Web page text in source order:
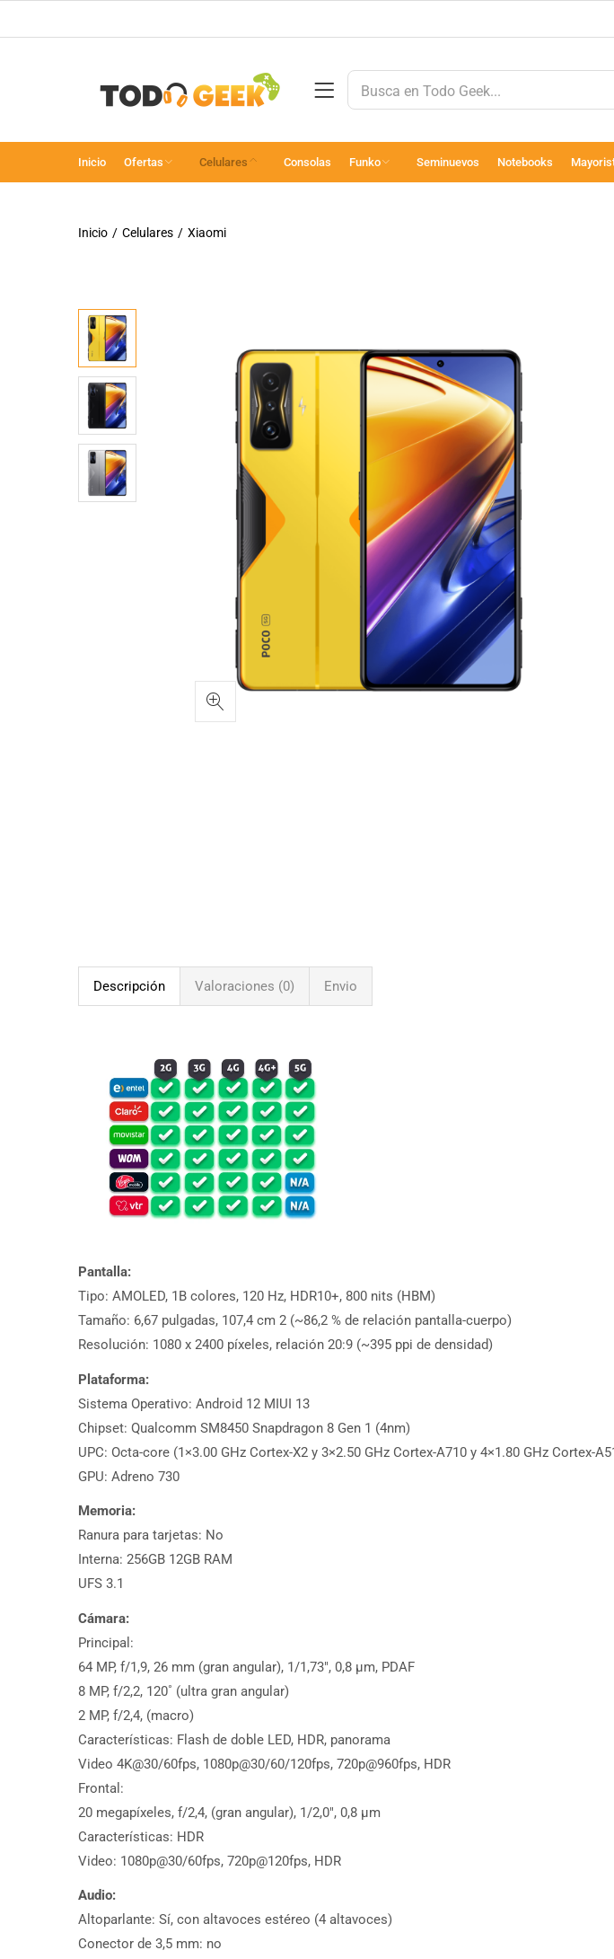
Inicio Ofertas Celulares Consolas Funko Seminuevos Notebooks
Inicio Celulares Xiaomi
Descripción Valoraciones (0) Envio
Pantalla:
Tipo: AMOLED, 1B colores, 120 Hz, HDR10+, 800 nits (HBM)
Tamaño: 6,67 pulgadas, 107,4 cm 2 (~86,2 % de relación pantalla-cuerpo)
Resolución: 1080 x 2400 píxeles, relación 20:9 (~395 ppi de densidad)
Plataforma:
Sistema Operativo: Android 12 MIUI 13
Chipset: Qualcomm SM8450 Snapdragon 8 Gen 1 (4nm)
UPC: Octa-core (1×3.00 GHz Cortex-X2 y 3×2.50 GHz Cortex-A710 y 4×1.80 GHz Cortex-
GPU: Adreno 730
Memoria:
Ranura para tarjetas: No
Interna: 256GB 12GB RAM
UFS 3.1
Cámara:
Principal:
64 MP, f/1,9, 26 mm (gran angular), 1/1,73″, 0,8 µm, PDAF
8 MP, f/2,2, 120˚ (ultra gran angular)
2 MP, f/2,4, (macro)
Características: Flash de doble LED, HDR, panorama
Video 4K@30/60fps, 1080p@30/60/120fps, 720p@960fps, HDR
Frontal:
20 megapíxeles, f/2,4, (gran angular), 1/2,0″, 0,8 µm
Características: HDR
Video: 1080p@30/60fps, 720p@120fps, HDR
Audio:
Altoparlante: Sí, con altavoces estéreo (4 altavoces)
Conector de 3,5 mm: no